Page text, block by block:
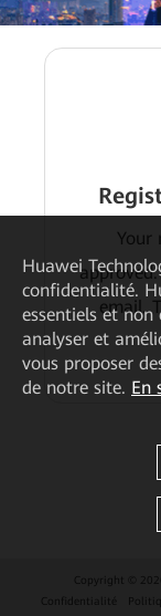
Your
email.
Copyright ©
Huawei
confidentialité.
essentiels et non
analyser et
vous proposer
de notre site. En